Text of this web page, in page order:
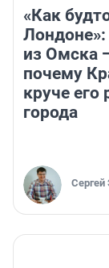
«Как
из Омска
почему
круче его
города
Сергей